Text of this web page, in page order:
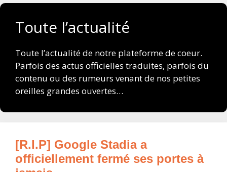
Toute l’actualité
Toute l’actualité de notre plateforme de coeur.
Parfois des actus officielles traduites, parfois du
contenu ou des rumeurs venant de nos petites
oreilles grandes ouvertes…
[R.I.P] Google Stadia a
officiellement fermé ses portes à